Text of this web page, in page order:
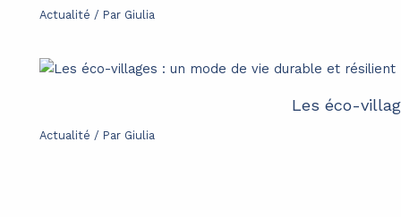
Actualité / Par Giulia
Les éco-
Actualité / Par Giulia